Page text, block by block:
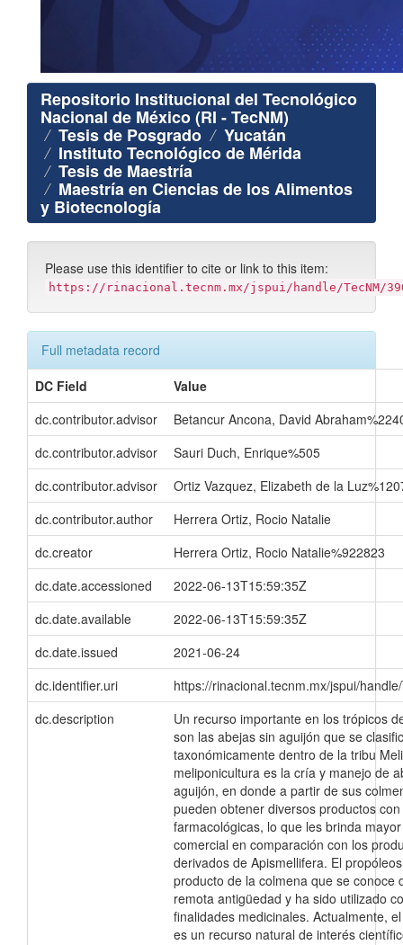
Repositorio Institucional del Tecnológico
Nacional de México (RI - TecNM)
Tesis de Posgrado Yucatán
Instituto Tecnológico de Mérida
Tesis de Maestría
Maestría en Ciencias de los Alimentos
y Biotecnología
Please use this identifier to cite or link to this item:
https://rinacional.tecnm.mx/jspui/handle/TecNM/
Full metadata record
DC Field
Value
dc.contributor.advisor
Betancur Ancona, David
dc.contributor.advisor
Sauri Duch, Enrique%505
dc.contributor.advisor
Ortiz Vazquez, Elizabeth de la
dc.contributor.author
Herrera Ortiz, Rocio Natalie
dc.creator
Herrera Ortiz, Rocio Natalie%922823
dc.date.accessioned
2022-06-13T15:59:35Z
dc.date.available
2022-06-13T15:59:35Z
dc.date.issued
2021-06-24
dc.identifier.uri
https://rinacional.tecnm.mx/jspui/
dc.description
Un recurso importante en los trópicos
son las abejas sin aguijón que se
taxonómicamente dentro de la tribu
meliponicultura es la cría y manejo de
aguijón, en donde a partir de sus
pueden obtener diversos productos
farmacológicas, lo que les brinda
comercial en comparación con los
derivados de Apismellifera. El
producto de la colmena que se conoce
remota antigüedad y ha sido utilizado
finalidades medicinales. Actualmente,
es un recurso natural de interés